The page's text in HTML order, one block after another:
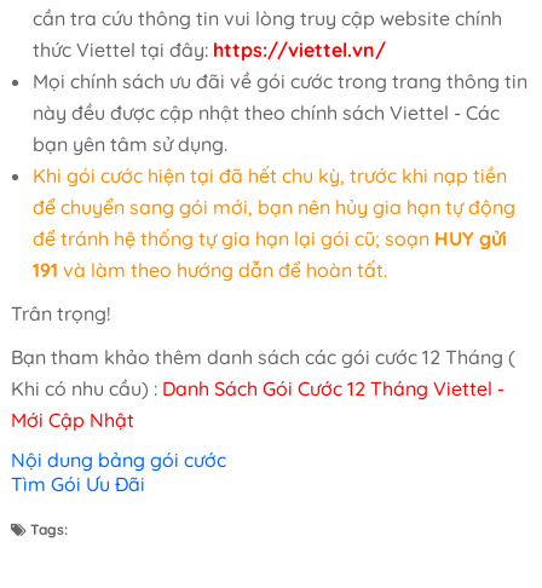
cần tra cứu thông tin vui lòng truy cập website chính
thức Viettel tại đây: https://viettel.vn/
Mọi chính sách ưu đãi về gói cước trong trang thông tin
này đều được cập nhật theo chính sách Viettel - Các
bạn yên tâm sử dụng.
Khi gói cước hiện tại đã hết chu kỳ, trước khi nạp tiền
để chuyển sang gói mới, bạn nên hủy gia hạn tự động
để tránh hệ thống tự gia hạn lại gói cũ; soạn HUY gửi
191 và làm theo hướng dẫn để hoàn tất.
Trân trọng!
Bạn tham khảo thêm danh sách các gói cước 12 Tháng (
Khi có nhu cầu) : Danh Sách Gói Cước 12 Tháng Viettel -
Mới Cập Nhật
Nội dung bảng gói cước
Tìm Gói Ưu Đãi
Tags: